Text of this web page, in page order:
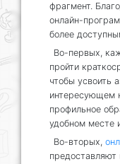
фрагмент.
онлайн-
более
Во-первых,
пройти
чтобы усвоить
интересующем
профильное
удобном месте
Во-вторых,
предоставляют